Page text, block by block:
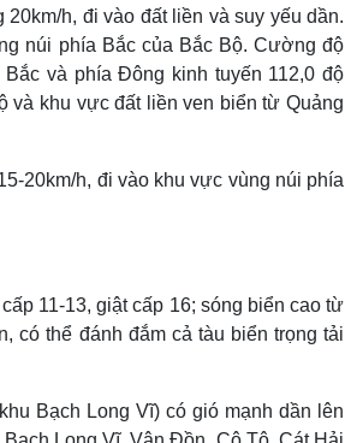
h, đi vào đất liền và suy yếu dần.
núi phía Bắc của Bắc Bộ. Cường độ
và phía Đông kinh tuyến 112,0 độ
và khu vực đất liền ven biển từ Quảng
20km/h, đi vào khu vực vùng núi phía
11-13, giật cấp 16; sóng biển cao từ
có thể đánh đắm cả tàu biển trọng tải
Bạch Long Vĩ) có gió mạnh dần lên